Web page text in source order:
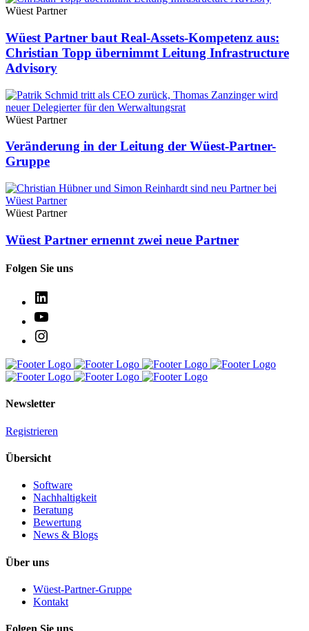
Wüest Partner
Wüest Partner baut Real-Assets-Kompetenz aus:
Christian Topp übernimmt Leitung Infrastructure
Advisory
Wüest Partner
Veränderung in der Leitung der Wüest-Partner-
Gruppe
Wüest Partner
Wüest Partner ernennt zwei neue Partner
Folgen Sie uns
Newsletter
Registrieren
Übersicht
Software
Nachhaltigkeit
Beratung
Bewertung
News & Blogs
Über uns
Wüest-Partner-Gruppe
Kontakt
Folgen Sie uns